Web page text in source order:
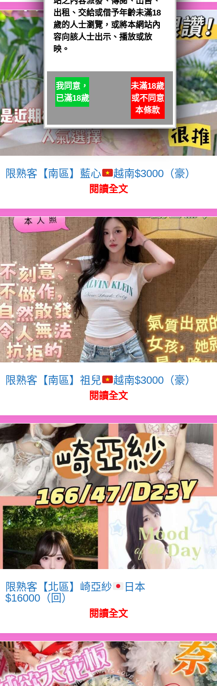
限熟客【南區】藍心 越南$3000（豪）
閱讀全文
限熟客【南區】祖兒 越南$3000（豪）
閱讀全文
限熟客【北區】崎亞紗
日本
$16000（回）
閱讀全文
出租、交給或借予年齡未滿18
歲的人士瀏覽，或將本網站內
容向該人士出示、播放或放
映。
我同意，
已滿18歲
未滿18歲
或不同意
本條款